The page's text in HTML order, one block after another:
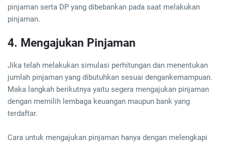
pinjaman serta DP yang dibebankan pada saat melakukan
pinjaman.
4. Mengajukan Pinjaman
Jika telah melakukan simulasi perhitungan dan menentukan
jumlah pinjaman yang dibutuhkan sesuai dengankemampuan.
Maka langkah berikutnya yaitu segera mengajukan pinjaman
dengan memilih lembaga keuangan maupun bank yang
terdaftar.
Cara untuk mengajukan pinjaman hanya dengan melengkapi